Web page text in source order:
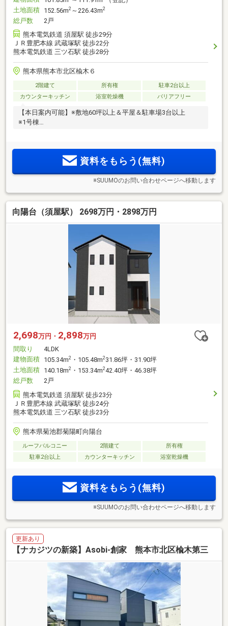
土地面積 152.56m2 ～226.43m2
総戸数
2戸
熊本電気鉄道 須屋駅 徒歩29分
ＪＲ豊肥本線 武蔵塚駅 徒歩22分
熊本電気鉄道 三ツ石駅 徒歩28分
熊本県熊本市北区楡木６
2階建て 所有権
駐車2台以上
カウンターキッチン
浴室乾燥機 バリアフリー
【本日案内可能】※敷地60坪以上＆平屋＆駐車場3台以上
※1号棟
資料をもらう(無料)
※SUUMOのお問い合わせページへ移動します
向陽台（須屋駅） 2698万円・2898万円
2,698万円・ 2,898万円
間取り
4LDK
建物面積 105.34m2 ・105.48m231.86坪・31.90坪
土地面積 140.18m2 ・153.34m242.40坪・46.38坪
総戸数
2戸
熊本電気鉄道 須屋駅 徒歩23分
ＪＲ豊肥本線 武蔵塚駅 徒歩24分
熊本電気鉄道 三ツ石駅 徒歩23分
熊本県菊池郡菊陽町向陽台
ルーフバルコニー 2階建て
所有権
駐車2台以上
カウンターキッチン 浴室乾燥機
資料をもらう(無料)
※SUUMOのお問い合わせページへ移動します
更新あり
【ナカジツの新築】Asobi-創家 熊本市北区楡木第三